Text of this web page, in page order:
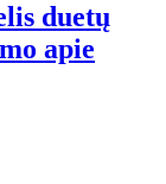
duetų
apie